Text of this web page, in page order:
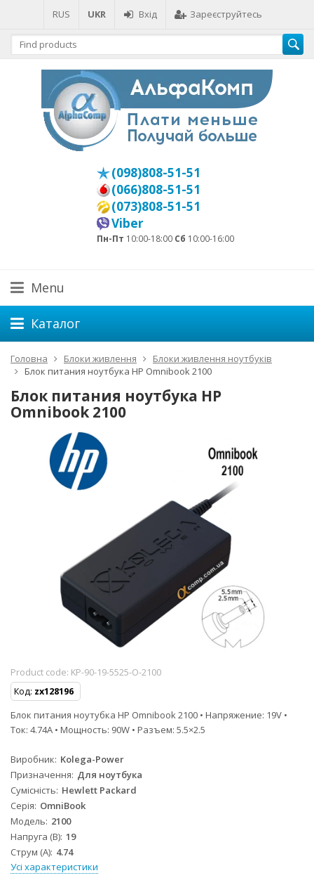
RUS UKR Вхід Зареєструйтесь
(098)808-51-51
(066)808-51-51
(073)808-51-51
Viber
Пн-Пт 10:00-18:00 Сб 10:00-16:00
Menu
Каталог
Головна Блоки живлення
Блоки живлення ноутбуків
Блок питания ноутбука HP Omnibook 2100
Блок питания ноутбука HP
Omnibook 2100
Product code: KP-90-19-5525-O-2100
Код: zx128196
Блок питания ноутубка HP Omnibook 2100 • Напряжение: 19V •
Ток: 4.74A • Мощность: 90W • Разъем: 5.5×2.5
Виробник Kolega-Power
Призначення Для ноутбука
Сумісність Hewlett Packard
Серія OmniBook
Модель 2100
Напруга (В) 19
Струм (А) 4.74
Усі характеристики